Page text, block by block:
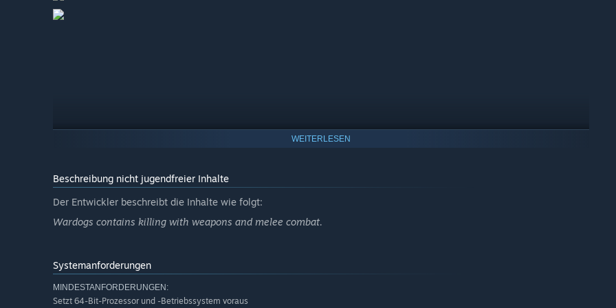
Wardogs is designed to evolve alongside its community, with player feedback helping guide both short term
WEITERLESEN
Beschreibung nicht jugendfreier Inhalte
Der Entwickler beschreibt die Inhalte wie folgt:
Wardogs contains killing with weapons and melee combat.
Systemanforderungen
MINDESTANFORDERUNGEN:
Setzt 64-Bit-Prozessor und -Betriebssystem voraus